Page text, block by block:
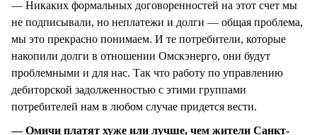
— Никаких формальных договоренностей на этот счет мы
не подписывали, но неплатежи и долги — общая проблема,
мы это прекрасно понимаем. И те потребители, которые
накопили долги в отношении Омскэнерго, они будут
проблемными и для нас. Так что работу по управлению
дебиторской задолженностью с этими группами
потребителей нам в любом случае придется вести.
— Омичи платят хуже или лучше, чем жители Санкт-